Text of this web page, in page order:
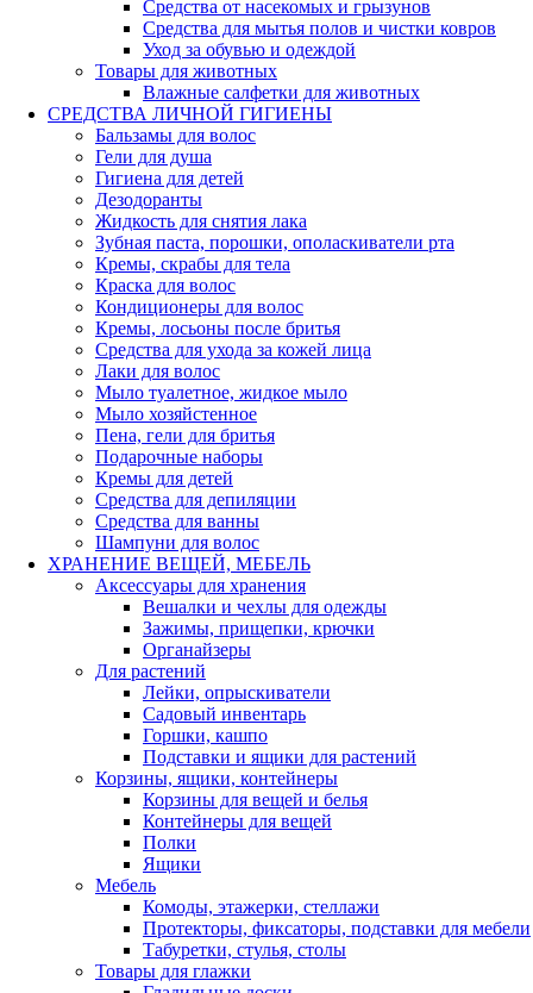
Средства от насекомых и грызунов
Средства для мытья полов и чистки ковров
Уход за обувью и одеждой
Товары для животных
Влажные салфетки для животных
СРЕДСТВА ЛИЧНОЙ ГИГИЕНЫ
Бальзамы для волос
Гели для душа
Гигиена для детей
Дезодоранты
Жидкость для снятия лака
Зубная паста, порошки, ополаскиватели рта
Кремы, скрабы для тела
Краска для волос
Кондиционеры для волос
Кремы, лосьоны после бритья
Средства для ухода за кожей лица
Лаки для волос
Мыло туалетное, жидкое мыло
Мыло хозяйстенное
Пена, гели для бритья
Подарочные наборы
Кремы для детей
Средства для депиляции
Средства для ванны
Шампуни для волос
ХРАНЕНИЕ ВЕЩЕЙ, МЕБЕЛЬ
Аксессуары для хранения
Вешалки и чехлы для одежды
Зажимы, прищепки, крючки
Органайзеры
Для растений
Лейки, опрыскиватели
Садовый инвентарь
Горшки, кашпо
Подставки и ящики для растений
Корзины, ящики, контейнеры
Корзины для вещей и белья
Контейнеры для вещей
Полки
Ящики
Мебель
Комоды, этажерки, стеллажи
Протекторы, фиксаторы, подставки для мебели
Табуретки, стулья, столы
Товары для глажки